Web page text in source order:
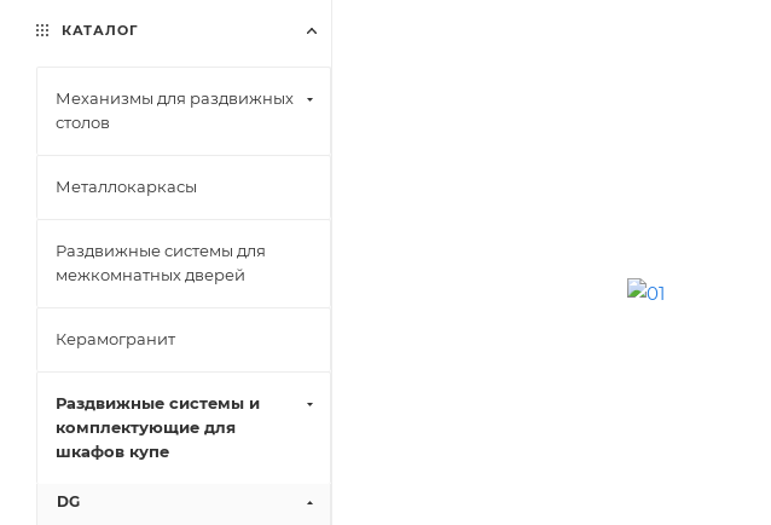
КАТАЛОГ
Механизмы для раздвижных
столов
Металлокаркасы
Раздвижные системы для
межкомнатных дверей
Керамогранит
Раздвижные системы и
комплектующие для
шкафов купе
DG